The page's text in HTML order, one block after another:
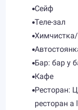
Сейф
Теле-зал
Бар: бар у
Кафе
Ресторан:
ресторан a